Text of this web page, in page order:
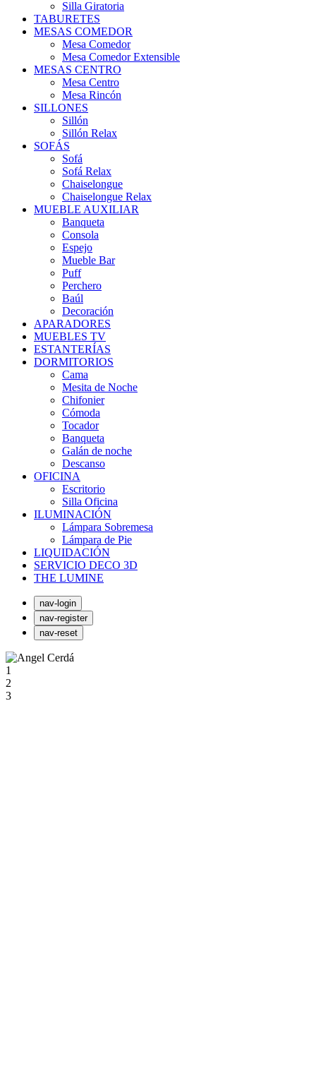
Silla Giratoria
TABURETES
MESAS COMEDOR
Mesa Comedor
Mesa Comedor Extensible
MESAS CENTRO
Mesa Centro
Mesa Rincón
SILLONES
Sillón
Sillón Relax
SOFÁS
Sofá
Sofá Relax
Chaiselongue
Chaiselongue Relax
MUEBLE AUXILIAR
Banqueta
Consola
Espejo
Mueble Bar
Puff
Perchero
Baúl
Decoración
APARADORES
MUEBLES TV
ESTANTERÍAS
DORMITORIOS
Cama
Mesita de Noche
Chifonier
Cómoda
Tocador
Banqueta
Galán de noche
Descanso
OFICINA
Escritorio
Silla Oficina
ILUMINACIÓN
Lámpara Sobremesa
Lámpara de Pie
LIQUIDACIÓN
SERVICIO DECO 3D
THE LUMINE
nav-login
nav-register
nav-reset
1
2
3